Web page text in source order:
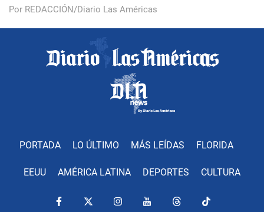
Por REDACCIÓN/Diario Las Américas
PORTADA LO ÚLTIMO MÁS LEÍDAS FLORIDA
EEUU AMÉRICA LATINA DEPORTES CULTURA